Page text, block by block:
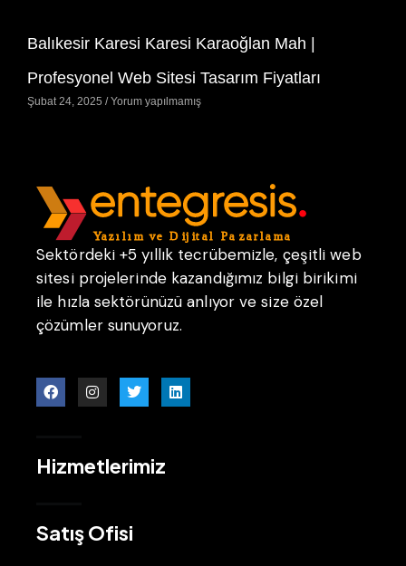
Balıkesir Karesi Karesi Karaoğlan Mah |
Profesyonel Web Sitesi Tasarım Fiyatları
Şubat 24, 2025 Yorum yapılmamış
Sektördeki +5 yıllık tecrübemizle, çeşitli web
sitesi projelerinde kazandığımız bilgi birikimi
ile hızla sektörünüzü anlıyor ve size özel
çözümler sunuyoruz.
Hizmetlerimiz
Satış Ofisi